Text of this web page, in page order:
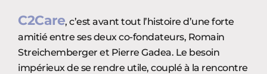
C2Care, c’est avant tout l’histoire d’une forte
amitié entre ses deux co-fondateurs, Romain
Streichemberger et Pierre Gadea. Le besoin
impérieux de se rendre utile, couplé à la rencontre